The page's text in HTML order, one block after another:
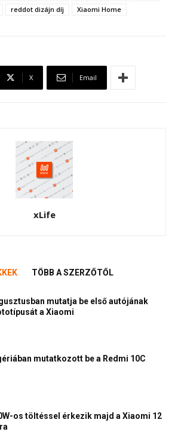
reddot dizájn díj Xiaomi Home
X Email
xLife
TÖBB A SZERZŐTŐL
mutatja be első autójának
a Xiaomi
mutatkozott be a Redmi 10C
os töltéssel érkezik majd a Xiaomi 12